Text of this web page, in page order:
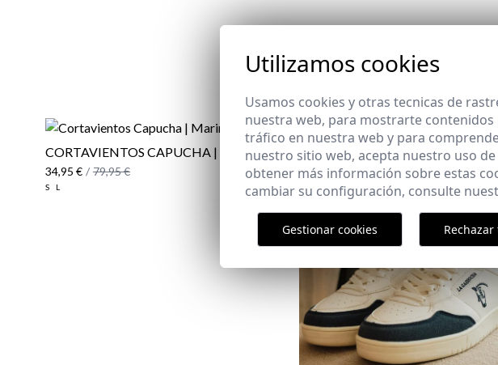
CORTAVIENTOS CAPUCHA | MARINO
34,95 € / 79,95 €
S L
Utilizamos cookies
Usamos cookies y otras tecnicas de
nuestra web, para mostrarte
tráfico en nuestra web y para
nuestro sitio web, acepta nuestro uso
obtener más información sobre estas
cambiar su configuración, consulte
Gestionar cookies